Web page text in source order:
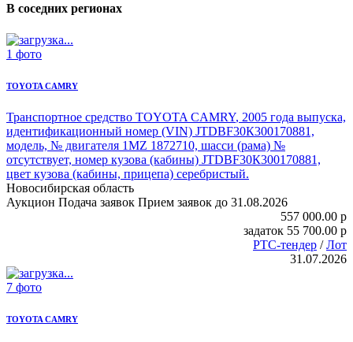
В соседних регионах
1 фото
TOYOTA CAMRY
Транспортное средство TOYOTA CAMRY, 2005 года выпуска,
идентификационный номер (VIN) JTDBF30К300170881,
модель, № двигателя 1MZ 1872710, шасси (рама) №
отсутствует, номер кузова (кабины) JTDBF30К300170881,
цвет кузова (кабины, прицепа) серебристый.
Новосибирская область
Аукцион Подача заявок Прием заявок до 31.08.2026
557 000.00 p
задаток 55 700.00 p
РТС-тендер /Лот
31.07.2026
7 фото
TOYOTA CAMRY